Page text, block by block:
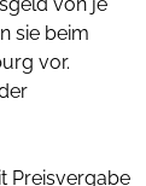
sie beim
vor.
Preisvergabe